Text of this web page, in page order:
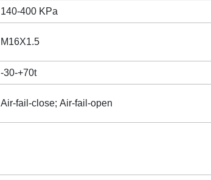
140-400 KPa
M16X1.5
-30-+70t
Air-fail-close; Air-fail-open